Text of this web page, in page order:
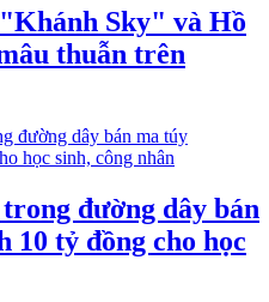
Sky" và Hồ
thuẫn trên
đường dây bán
tỷ đồng cho học